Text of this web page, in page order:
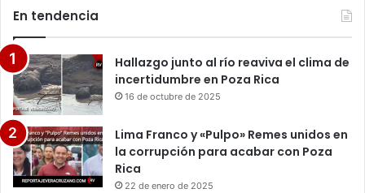
En tendencia
Hallazgo junto al río reaviva el clima de
incertidumbre en Poza Rica
16 de octubre de 2025
Lima Franco y «Pulpo» Remes unidos en
la corrupción para acabar con Poza
Rica
22 de enero de 2025